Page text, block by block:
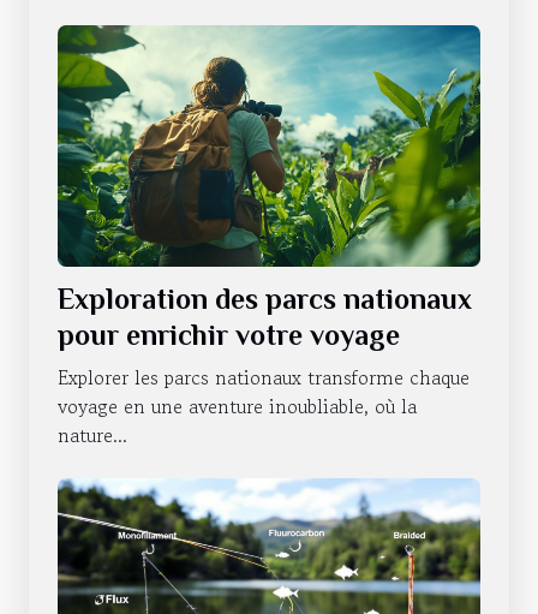
Exploration des parcs nationaux
pour enrichir votre voyage
Explorer les parcs nationaux transforme chaque
voyage en une aventure inoubliable, où la
nature...